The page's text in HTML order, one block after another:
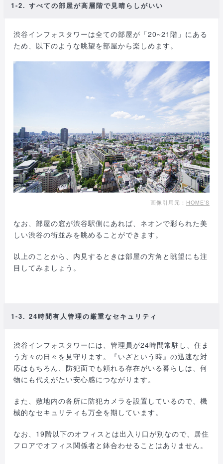
1-2. すべての部屋が高層階で見晴らしがいい
渋谷インフォスタワーは全ての部屋が「20~21階」にある
ため、以下のような眺望を部屋から楽しめます。
画像引用元： HOME’S
なお、部屋の窓が渋谷駅側にあれば、ネオンで彩られた美
しい渋谷の街並みを眺めることができます。
以上のことから、内見するときは部屋の方角と眺望にも注
目してみましょう。
1-3. 24時間有人管理の厳重なセキュリティ
渋谷インフォスタワーには、管理員が24時間常駐し、住ま
う方々の日々を見守ります。『いざという時』の迅速な対
応はもちろん、防犯面でも頼れる存在がいる暮らしは、何
物にも代えがたい安心感につながります。
また、敷地内の各所に防犯カメラを設置しているので、機
械的なセキュリティも万全を期しています。
なお、19階以下のオフィスとは出入り口が別なので、居住
フロアでオフィス関係者と鉢合わせることはありません。